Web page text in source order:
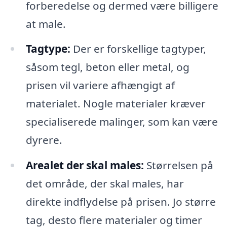
forberedelse og dermed være billigere
at male.
Tagtype: Der er forskellige tagtyper,
såsom tegl, beton eller metal, og
prisen vil variere afhængigt af
materialet. Nogle materialer kræver
specialiserede malinger, som kan være
dyrere.
Arealet der skal males: Størrelsen på
det område, der skal males, har
direkte indflydelse på prisen. Jo større
tag, desto flere materialer og timer